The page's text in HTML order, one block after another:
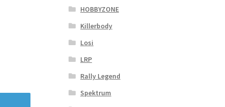
HOBBYZONE
Killerbody
Losi
LRP
Rally Legend
Spektrum